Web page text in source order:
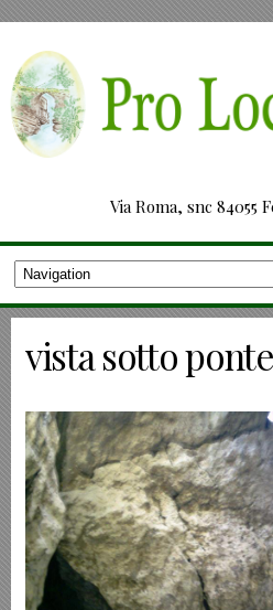
Via Roma, snc 84055
vista sotto